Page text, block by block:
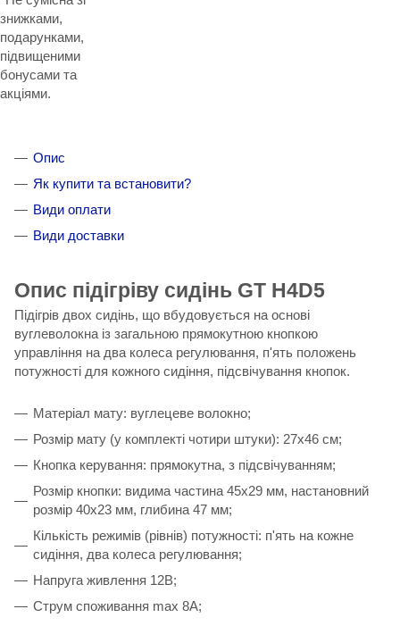
знижками,
подарунками,
підвищеними
бонусами та
акціями.
Опис
Як купити та встановити?
Види оплати
Види доставки
Опис підігріву сидінь GT H4D5
Підігрів двох сидінь, що вбудовується на основі
вуглеволокна із загальною прямокутною кнопкою
управління на два колеса регулювання, п'ять положень
потужності для кожного сидіння, підсвічування кнопок.
Матеріал мату: вуглецеве волокно;
Розмір мату (у комплекті чотири штуки): 27х46 см;
Кнопка керування: прямокутна, з підсвічуванням;
Розмір кнопки: видима частина 45х29 мм, настановний
розмір 40х23 мм, глибина 47 мм;
Кількість режимів (рівнів) потужності: п'ять на кожне
сидіння, два колеса регулювання;
Напруга живлення 12В;
Струм споживання max 8A;